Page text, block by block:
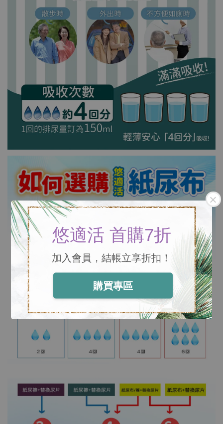
悠適活 首購7折
加入會員，結帳立享折扣！
購買專區